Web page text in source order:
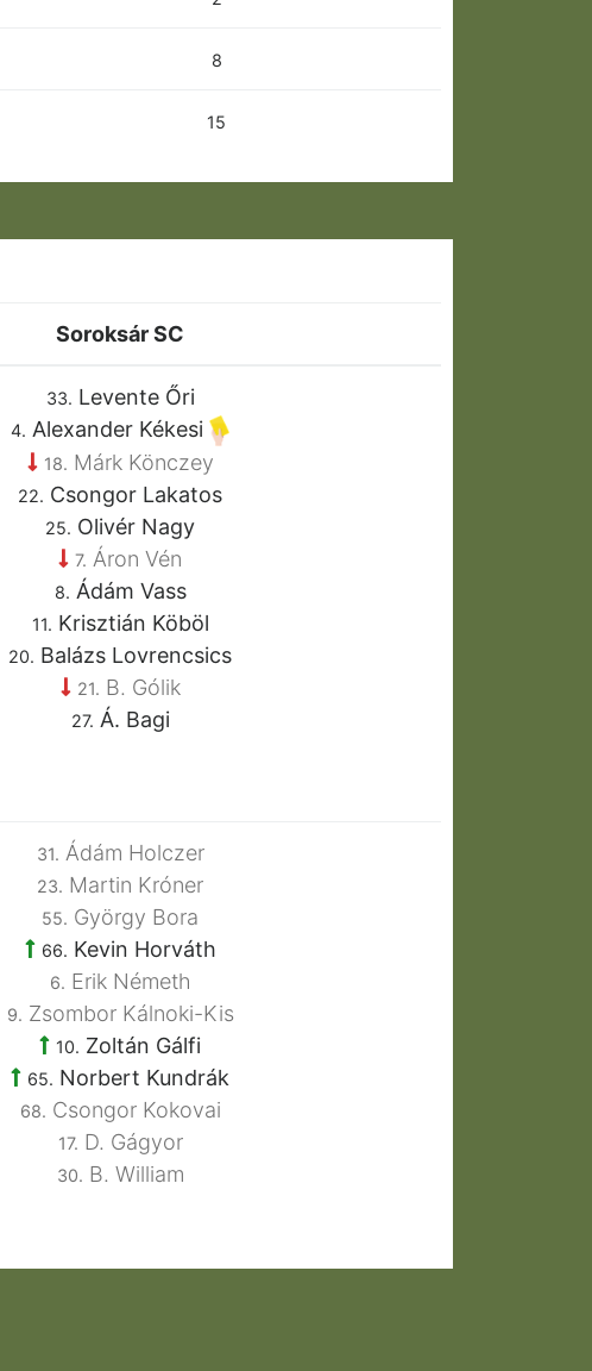
8
15
Soroksár SC
33. Levente Őri
4. Alexander Kékesi
18. Márk Könczey
22. Csongor Lakatos
25. Olivér Nagy
7. Áron Vén
8. Ádám Vass
11. Krisztián Köböl
20. Balázs Lovrencsics
21. B. Gólik
27. Á. Bagi
31. Ádám Holczer
23. Martin Króner
55. György Bora
66. Kevin Horváth
6. Erik Németh
9. Zsombor Kálnoki-Kis
10. Zoltán Gálfi
65. Norbert Kundrák
68. Csongor Kokovai
17. D. Gágyor
30. B. William